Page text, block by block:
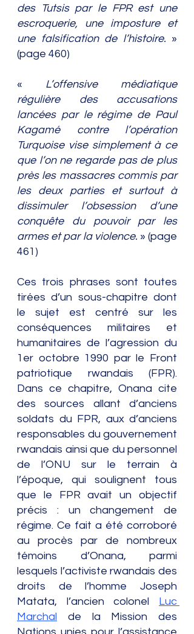
des Tutsis par le FPR est une
escroquerie, une imposture et
une falsification de l’histoire. »
(page 460)
« L’offensive médiatique
régulière des accusations
lancées par le régime de Paul
Kagamé contre l’opération
Turquoise vise simplement à ce
que l’on ne regarde pas de plus
près les massacres commis par
les deux parties et surtout à
dissimuler l’obsession d’une
conquête du pouvoir par les
armes et par la violence. » (page
461)
Ces trois phrases sont toutes
tirées d’un sous-chapitre dont
le sujet est centré sur les
conséquences militaires et
humanitaires de l’agression du
1er octobre 1990 par le Front
patriotique rwandais (FPR).
Dans ce chapitre, Onana cite
des sources allant d’anciens
soldats du FPR, aux d’anciens
responsables du gouvernement
rwandais ainsi que du personnel
de l’ONU sur le terrain à
l’époque, qui soulignent tous
que le FPR avait un objectif
précis : un changement de
régime. Ce fait a été corroboré
au procès par de nombreux
témoins d’Onana, parmi
lesquels l’activiste rwandais des
droits de l’homme Joseph
Matata, l’ancien colonel
Luc
Marchal
de la Mission des